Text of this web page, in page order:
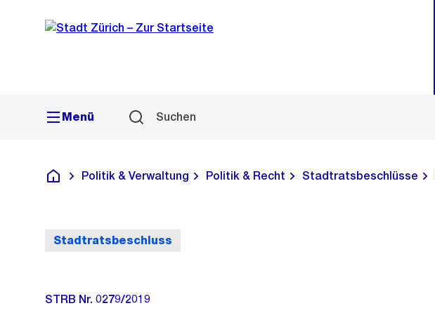
Navigation
Sprunglink
Menü Suchen
Deutsch
Politik & Verwaltung Politik & Recht Stadtratsbeschlüsse
Stadtratsbeschluss
STRB Nr. 0279/2019